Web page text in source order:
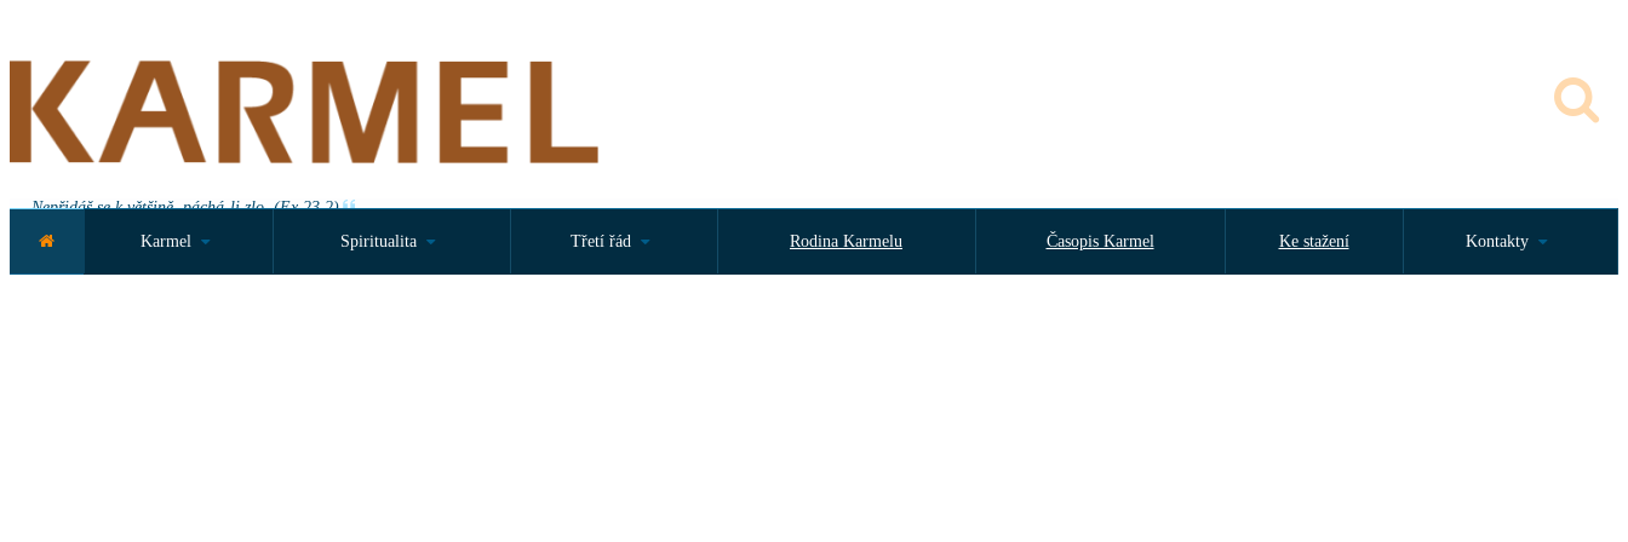
Nepřidáš se k většině, páchá-li zlo. (Ex 23,2)
Karmel
Spiritualita Třetí řád Rodina Karmelu Časopis Karmel Ke stažení Kontakty